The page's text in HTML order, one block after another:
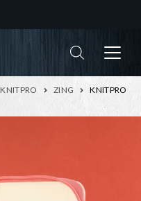
KNITPRO ZING
KNITPRO